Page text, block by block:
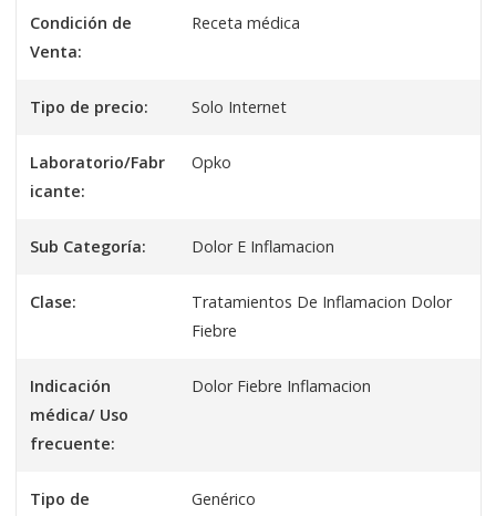
Condición de
Venta:
Receta médica
Tipo de precio: Solo Internet
Laboratorio/Fabr
icante:
Opko
Sub Categoría: Dolor E Inflamacion
Clase:
Tratamientos De Inflamacion Dolor
Fiebre
Indicación
médica/ Uso
frecuente:
Dolor Fiebre Inflamacion
Tipo de
Genérico